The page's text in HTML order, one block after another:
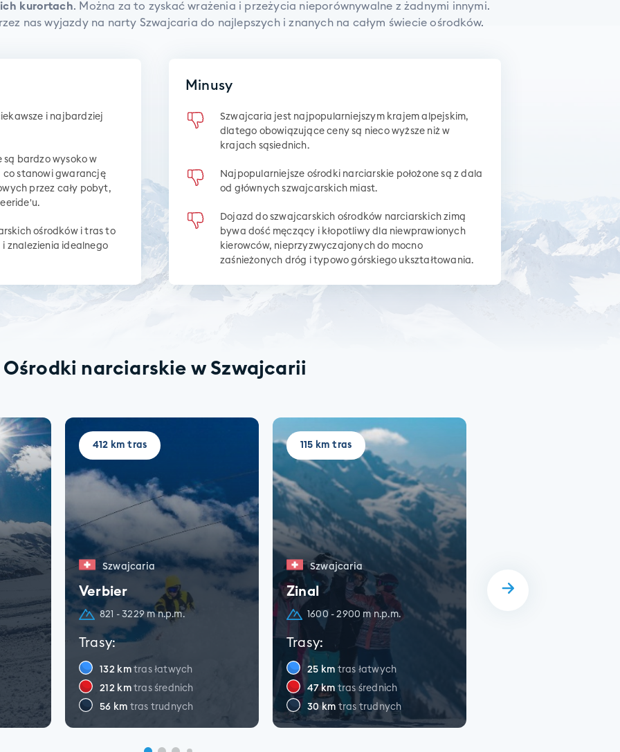
kurortach. Można za to zyskać wrażenia i przeżycia nieporównywalne z żadnymi innymi.
nas wyjazdy na narty Szwajcaria do najlepszych i znanych na całym świecie ośrodków.
i najbardziej
są bardzo wysoko w
co stanowi gwarancję
przez cały pobyt,
ośrodków i tras to
znalezienia idealnego
Minusy
Szwajcaria jest najpopularniejszym krajem alpejskim,
dlatego obowiązujące ceny są nieco wyższe niż w
krajach sąsiednich.
Najpopularniejsze ośrodki narciarskie położone są z dala
od głównych szwajcarskich miast.
Dojazd do szwajcarskich ośrodków narciarskich zimą
bywa dość męczący i kłopotliwy dla niewprawionych
kierowców, nieprzyzwyczajonych do mocno
zaśnieżonych dróg i typowo górskiego ukształtowania.
Ośrodki narciarskie w Szwajcarii
412 km tras
Szwajcaria
Verbier
821 - 3229 m n.p.m.
Trasy:
132km tras łatwych
212km tras średnich
56 km tras trudnych
115 km tras
Szwajcaria
Zinal
1600 - 2900 m n.p.m.
Trasy:
25 km tras łatwych
47km tras średnich
30km tras trudnych
Laax